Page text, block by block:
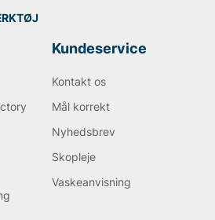
Kundeservice
Kontakt os
Mål korrekt
Nyhedsbrev
Skopleje
Vaskeanvisning